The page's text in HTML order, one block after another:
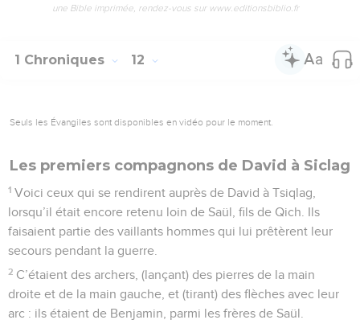
une Bible imprimée, rendez-vous sur www.editionsbiblio.fr
1 Chroniques 12
Seuls les Évangiles sont disponibles en vidéo pour le moment.
Les premiers compagnons de David à Siclag
1 Voici ceux qui se rendirent auprès de David à Tsiqlag,
lorsqu’il était encore retenu loin de Saül, fils de Qich. Ils
faisaient partie des vaillants hommes qui lui prêtèrent leur
secours pendant la guerre.
2 C’étaient des archers, (lançant) des pierres de la main
droite et de la main gauche, et (tirant) des flèches avec leur
arc : ils étaient de Benjamin, parmi les frères de Saül.